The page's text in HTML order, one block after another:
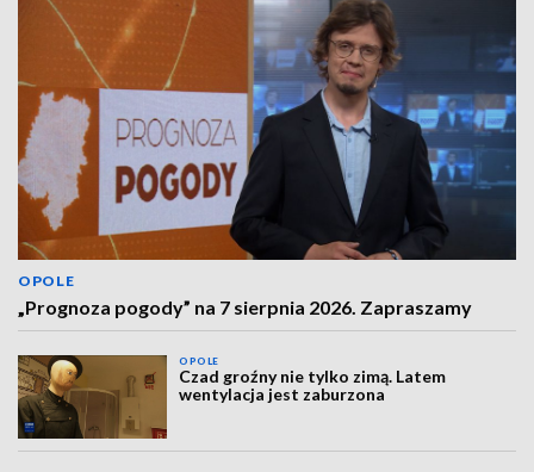
OPOLE
„Prognoza pogody” na 7 sierpnia 2026. Zapraszamy
OPOLE
Czad groźny nie tylko zimą. Latem
wentylacja jest zaburzona